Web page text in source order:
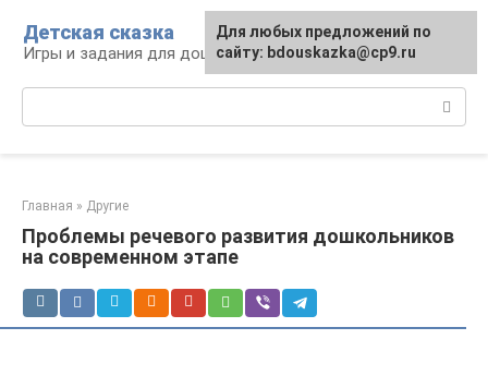
контенту
Детская сказка
Игры и задания для дошкольников
Главная » Другие
Проблемы речевого развития дошкольников
на современном этапе
Для любых предложений по
сайту: bdouskazka@cp9.ru